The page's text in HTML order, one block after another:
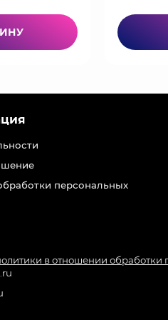
персональных
в отношении обработки